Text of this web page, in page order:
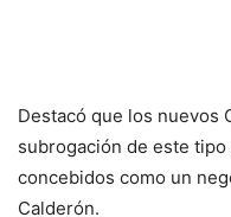
Destacó que los nuevos
subrogación de este
concebidos como un
Calderón.